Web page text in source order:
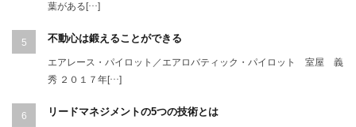
葉がある[…]
不動心は鍛えることができる
エアレース・パイロット／エアロバティック・パイロット 室屋 義
秀 ２０１７年[…]
リードマネジメントの5つの技術とは